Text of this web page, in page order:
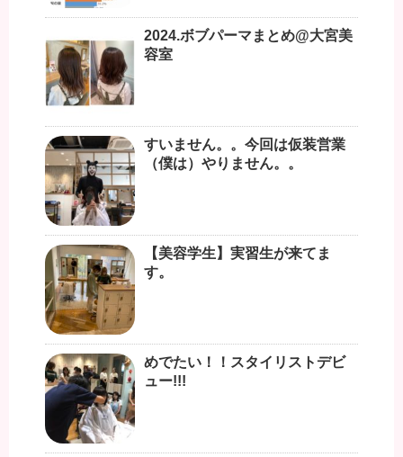
2024.ボブパーマまとめ@大宮美
容室
すいません。。今回は仮装営業
（僕は）やりません。。
【美容学生】実習生が来てま
す。
めでたい！！スタイリストデビ
ュー!!!